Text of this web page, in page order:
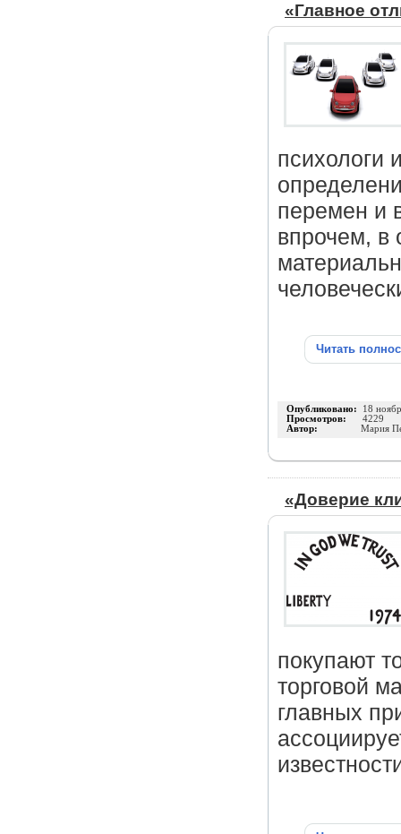
«Главное
психологи
перемен и
впрочем, в
Читать
Опубликовано: 18
Просмотров: 4229
Автор: Мария
«Доверие
покупают
торговой
главных